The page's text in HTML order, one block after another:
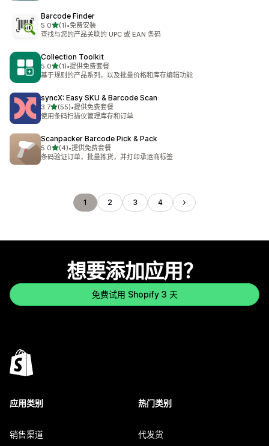
Barcode Finder
5.0星（满分 5 星）
(1)
总共 1 条评论
•免费安装
查找与您的产品关联的 UPC 或 EAN 条码
Collection Toolkit
5.0星（满分 5 星）
(1)
总共 1 条评论
•提供免费套餐
基于规则的产品系列，以及批量价格和库存编辑功能
syncX: Easy SKU & Barcode Scan
3.7星（满分 5 星）
(55)
总共 55 条评论
•提供免费套餐
使用条码扫描仪管理库存和订单
Scanpacker Barcode Pick & Pack
5.0星（满分 5 星）
(4)
总共 4 条评论
•提供免费套餐
条码验证订单，批量拣货，并打印承运商标签
1 2 3 4
想要添加应用？
免费试用 Shopify 3 天
应用类别
销售渠道
热门类别
代发货